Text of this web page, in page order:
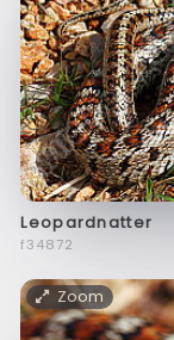
Leopardnatter
f34872
Zoom